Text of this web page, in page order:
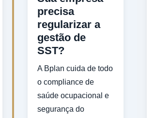
precisa
regularizar a
gestão de
SST?
A Bplan cuida de todo
o compliance de
saúde ocupacional e
segurança do